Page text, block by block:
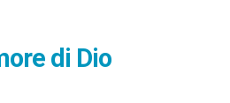
di Dio